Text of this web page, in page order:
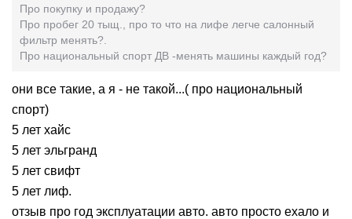
Про покупку и продажу?
Про пробег 20 тыщ., про то что на лифе легче салонный
фильтр менять?.
Про национальный спорт ДВ -менять машины каждый год?
они все такие, а я - не такой...( про национальный
спорт)
5 лет хайс
5 лет эльгранд
5 лет свифт
5 лет лиф.
отзыв про год эксплуатации авто. авто просто ехало и